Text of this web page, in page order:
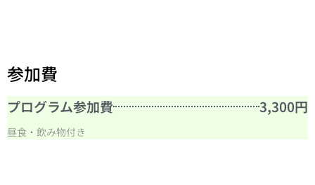
参加費
プログラム参加費 3,300円
昼食・飲み物付き